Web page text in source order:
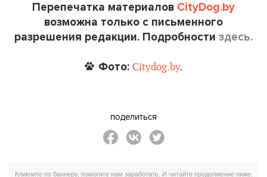
Перепечатка материалов CityDog.by
возможна только с письменного
разрешения редакции. Подробности здесь.
Фото: Citydog.by.
поделиться